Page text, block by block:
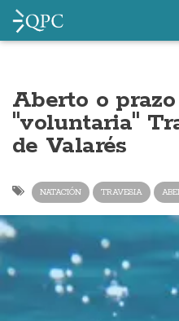
Aberto o
"voluntaria"
de Valarés
NATACIÓN TRAVESIA